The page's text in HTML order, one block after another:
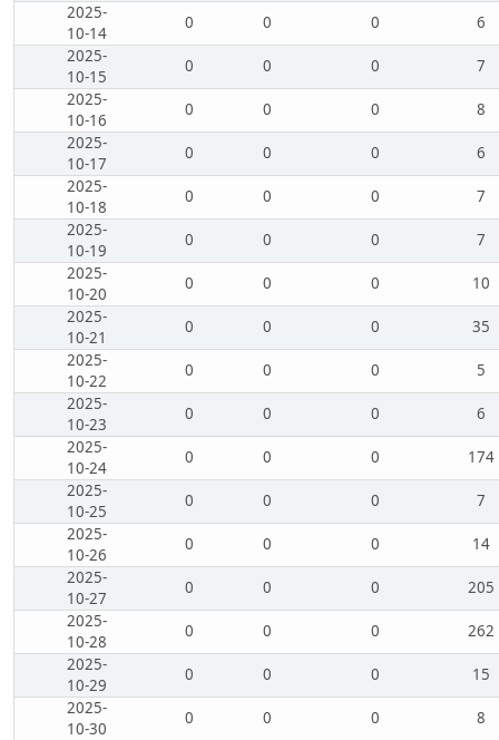
2025-
10-14
0 0 0
6
2025-
10-15
0 0 0
7
2025-
10-16
0 0 0
8
2025-
10-17
0 0 0
6
2025-
10-18
0 0 0
7
2025-
10-19
0 0 0
7
2025-
10-20
0 0 0
10
2025-
10-21
0 0 0
35
2025-
10-22
0 0 0
5
2025-
10-23
0 0 0
6
2025-
10-24
0 0 0
174
2025-
10-25
0 0 0
7
2025-
10-26
0 0 0
14
2025-
10-27
0 0 0
205
2025-
10-28
0 0 0
262
2025-
10-29
0 0 0
15
2025-
10-30
0 0 0
8